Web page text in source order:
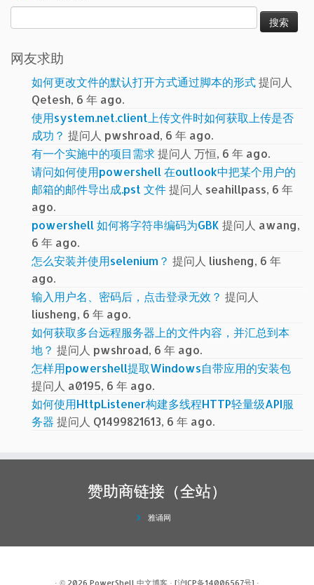
索：
网友求助
如何更改文件的默认打开方式通过脚本的形式提问人
Qetesh, 6 年 ago.
使用system.net.client上传文件时如何获取上传是否
成功？ 提问人 pwshroad, 6 年 ago.
有一个实施中的项目需求提问人 万恒, 6 年 ago.
请问如何使用powershell 在outlook中把某个用户的
邮箱的邮件导出成.pst 文件提问人 seahillpass, 6 年
ago.
powershell 如何将字符串编码为GBK 提问人 awang,
6 年 ago.
怎么安装并使用selenium？ 提问人 liusheng, 6 年
ago.
输入用户名、密码后，点击登录无效？ 提问人
liusheng, 6 年 ago.
如何获取多台远程服务器上的文件内容，并汇总到本
地？ 提问人 pwshroad, 6 年 ago.
怎样用powershell提取Windows自带应用的安装包
提问人 a0195, 6 年 ago.
如何使用HttpListener构建多线程HTTP轻量级API服
务器 提问人 Q1499821613, 6 年 ago.
赞助商链接（全站）
雅诵网
· © 2026 PowerShell 中文博客 · [沪ICP备14006567号] ·